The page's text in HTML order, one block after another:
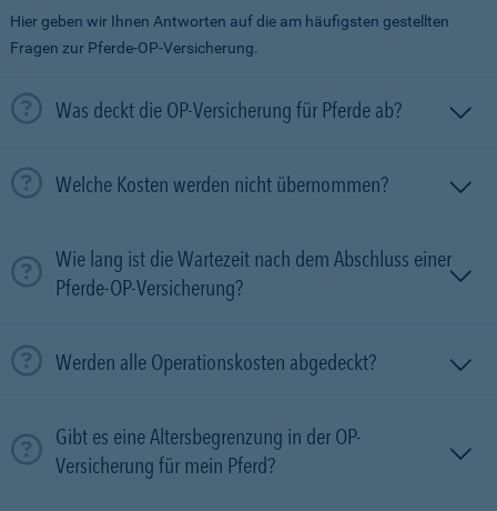
Hier geben wir Ihnen Antworten auf die am häufigsten gestellten
Fragen zur Pferde-OP-Versicherung.
Was deckt die OP-Versicherung für Pferde ab?
Welche Kosten werden nicht übernommen?
Wie lang ist die Wartezeit nach dem Abschluss einer
Pferde-OP-Versicherung?
Werden alle Operationskosten abgedeckt?
Gibt es eine Altersbegrenzung in der OP-
Versicherung für mein Pferd?